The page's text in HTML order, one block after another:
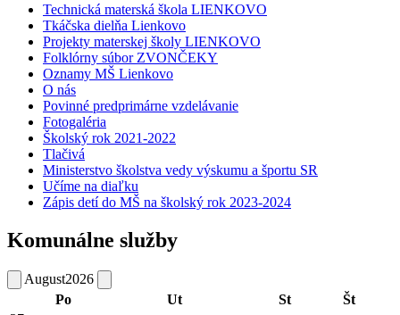
Technická materská škola LIENKOVO
Tkáčska dielňa Lienkovo
Projekty materskej školy LIENKOVO
Folklórny súbor ZVONČEKY
Oznamy MŠ Lienkovo
O nás
Povinné predprimárne vzdelávanie
Fotogaléria
Školský rok 2021-2022
Tlačivá
Ministerstvo školstva vedy výskumu a športu SR
Učíme na diaľku
Zápis detí do MŠ na školský rok 2023-2024
Komunálne služby
August2026
Po
Ut St
Št